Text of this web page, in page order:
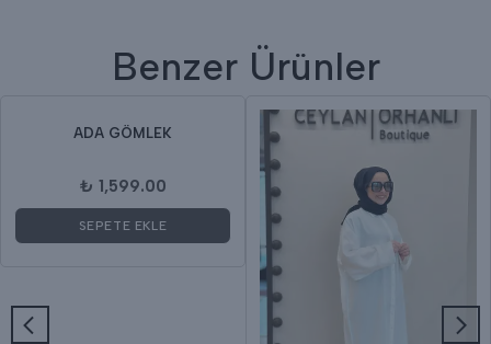
Benzer Ürünler
ADA GÖMLEK
₺ 1,599.00
SEPETE EKLE